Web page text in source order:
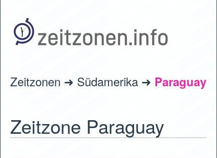
Zeitzonen Südamerika Paraguay
Zeitzone Paraguay